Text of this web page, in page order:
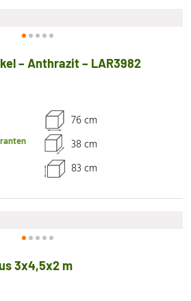
– Anthrazit – LAR3982
76 cm
38 cm
83 cm
3x4,5x2 m